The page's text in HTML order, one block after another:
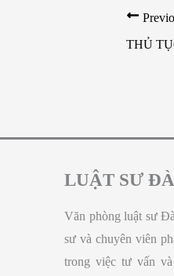
THỦ
LUẬT SƯ
Văn phòng luật sư
sư và chuyên viên
trong việc tư vấn